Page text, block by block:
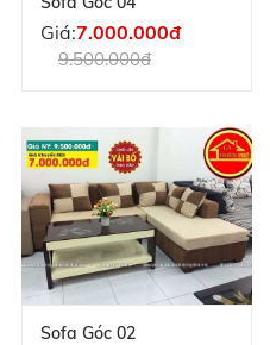
Giá:7.000.000đ
9.500.000đ
Sofa Góc 02